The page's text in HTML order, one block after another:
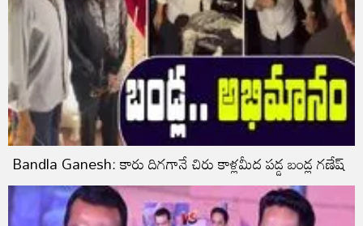
Bandla Ganesh: కారు దిగగానే చిరు కాళ్లమీద పడ్డ బండ్ల గణేష్